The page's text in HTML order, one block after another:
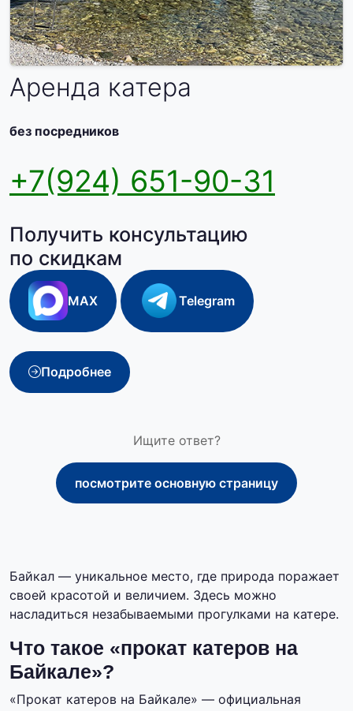
Аренда катера
без посредников
+7(924) 651-90-31
Получить консультацию
по скидкам
MAX Telegram
Подробнее
Ищите ответ?
посмотрите основную страницу
Байкал — уникальное место, где природа поражает
своей красотой и величием. Здесь можно
насладиться незабываемыми прогулками на катере.
Что такое «прокат катеров на
Байкале»?
«Прокат катеров на Байкале» — официальная